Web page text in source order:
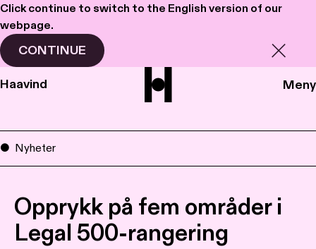
Click continue to switch to the English version of our
webpage.
CONTINUE
Haavind Meny
Nyheter
Opprykk på fem områder i
Legal 500-rangering